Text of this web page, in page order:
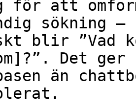
för att
sökning –
blir ”Vad
Det
än